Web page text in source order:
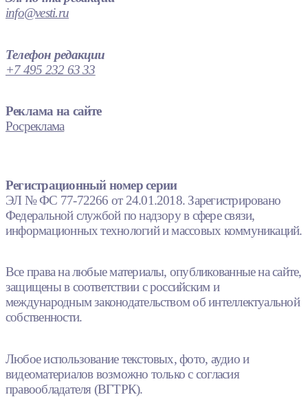
info@vesti.ru
Телефон редакции
+7 495 232 63 33
Реклама на сайте
Росреклама
Регистрационный номер серии
ЭЛ № ФС 77-72266 от 24.01.2018. Зарегистрировано
Федеральной службой по надзору в сфере связи,
информационных технологий и массовых коммуникаций.
Все права на любые материалы, опубликованные на сайте,
защищены в соответствии с российским и
международным законодательством об интеллектуальной
собственности.
Любое использование текстовых, фото, аудио и
видеоматериалов возможно только с согласия
правообладателя (ВГТРК).